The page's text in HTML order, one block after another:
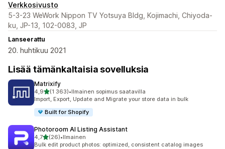
Verkkosivusto
5-3-23 WeWork Nippon TV Yotsuya Bldg, Kojimachi, Chiyoda-
ku, JP-13, 102-0083, JP
Lanseerattu
20. huhtikuu 2021
Lisää tämänkaltaisia sovelluksia
Matrixify
4,9/ 5 tähteä
(1 363)
1363 arvostelua yhteensä
•Ilmainen sopimus saatavilla
Import, Export, Update and Migrate your store data in bulk
Built for Shopify
Photoroom AI Listing Assistant
4,7/ 5 tähteä
(26)
26 arvostelua yhteensä
•Ilmainen
Bulk edit product photos: optimized, consistent catalog images